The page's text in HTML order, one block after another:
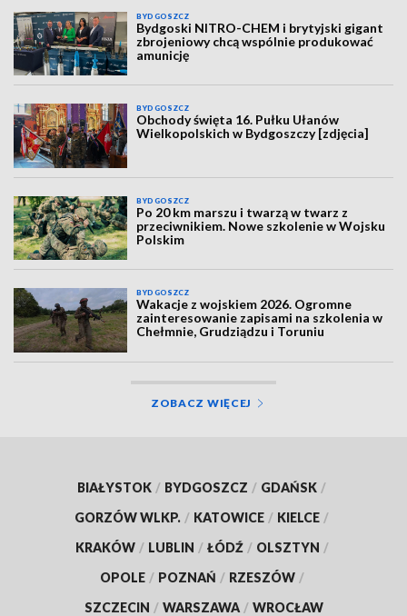
BYDGOSZCZ
Bydgoski NITRO-CHEM i brytyjski gigant
zbrojeniowy chcą wspólnie produkować
amunicję
BYDGOSZCZ
Obchody święta 16. Pułku Ułanów
Wielkopolskich w Bydgoszczy [zdjęcia]
BYDGOSZCZ
Po 20 km marszu i twarzą w twarz z
przeciwnikiem. Nowe szkolenie w Wojsku
Polskim
BYDGOSZCZ
Wakacje z wojskiem 2026. Ogromne
zainteresowanie zapisami na szkolenia w
Chełmnie, Grudziądzu i Toruniu
ZOBACZ WIĘCEJ
BIAŁYSTOK / BYDGOSZCZ / GDAŃSK /
GORZÓW WLKP. / KATOWICE / KIELCE /
KRAKÓW / LUBLIN / ŁÓDŹ / OLSZTYN /
OPOLE / POZNAŃ / RZESZÓW /
SZCZECIN / WARSZAWA / WROCŁAW